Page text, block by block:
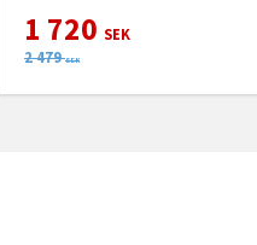
1 720 SEK
2 479 SEK